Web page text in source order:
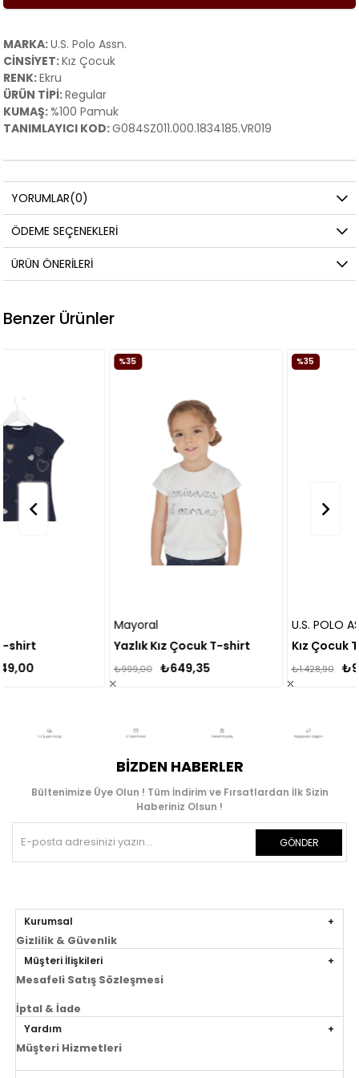
MARKA:U.S. Polo Assn.
CİNSİYET:Kız Çocuk
RENK:Ekru
ÜRÜN TİPİ:Regular
KUMAŞ:%100 Pamuk
TANIMLAYICI KOD:G084SZ011.000.1834185.VR019
YORUMLAR(0)
ÖDEME SEÇENEKLERI
ÜRÜN ÖNERILERI
Benzer Ürünler
Yazlık Kız Çocuk T-shirt
₺649,35
U.S. POLO ASSN.
Kız Çocuk T-shirt
₺928,78
BIZDEN HABERLER
Bültenimize Üye Olun ! Tüm İndirim ve Fırsatlardan İlk Sizin
Haberiniz Olsun !
GÖNDER
Kurumsal
Gizlilik & Güvenlik
Müşteri İlişkileri
Mesafeli Satış Sözleşmesi
İptal & İade
Yardım
Müşteri Hizmetleri